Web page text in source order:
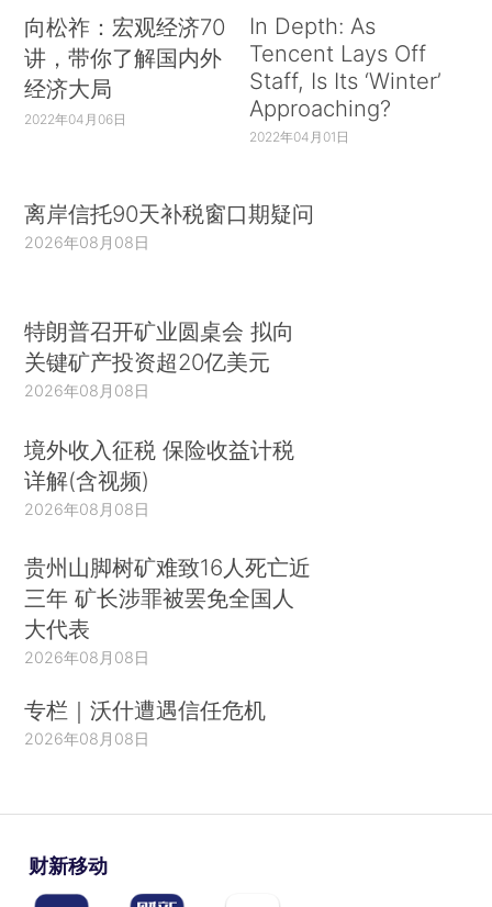
向松祚：宏观经济70
讲，带你了解国内外
经济大局
2022年04月06日
In Depth: As
Tencent Lays Off
Staff, Is Its ‘Winter’
Approaching?
2022年04月01日
离岸信托90天补税窗口期疑问
2026年08月08日
特朗普召开矿业圆桌会 拟向
关键矿产投资超20亿美元
2026年08月08日
境外收入征税 保险收益计税
详解(含视频)
2026年08月08日
贵州山脚树矿难致16人死亡近
三年 矿长涉罪被罢免全国人
大代表
2026年08月08日
专栏｜沃什遭遇信任危机
2026年08月08日
财新移动